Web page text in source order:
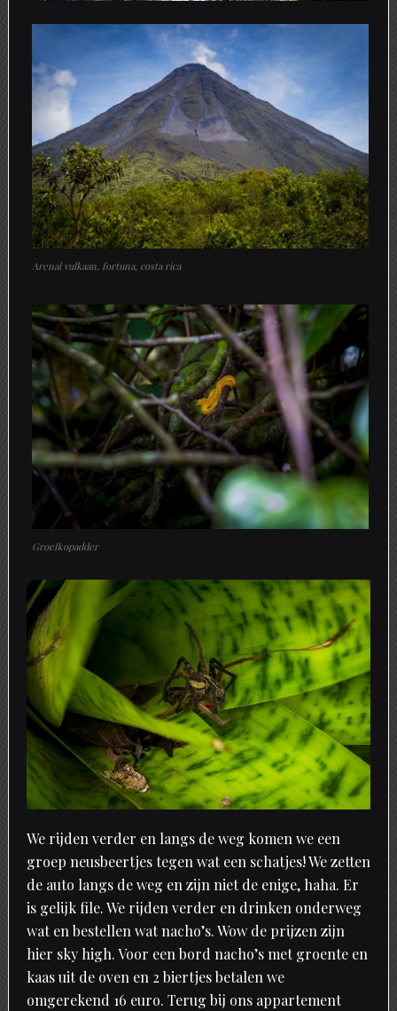
Arenal vulkaan, fortuna, costa rica
Groefkopadder
We rijden verder en langs de weg komen we een
groep neusbeertjes tegen wat een schatjes! We zetten
de auto langs de weg en zijn niet de enige, haha. Er
is gelijk file. We rijden verder en drinken onderweg
wat en bestellen wat nacho’s. Wow de prijzen zijn
hier sky high. Voor een bord nacho’s met groente en
kaas uit de oven en 2 biertjes betalen we
omgerekend 16 euro. Terug bij ons appartement